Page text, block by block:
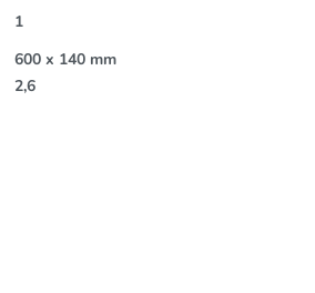
1
600 x 140 mm
2,6